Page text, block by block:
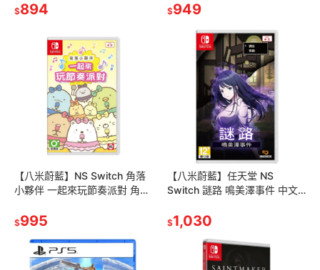
$894 $949
【八米蔚藍】NS Switch 角落
小夥伴 一起來玩節奏派對 角落
$995
【八米蔚藍】任天堂 NS
Switch 謎路 鳴美澤事件 中文
$1,030